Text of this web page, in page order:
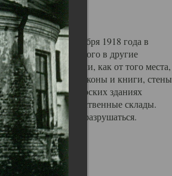
В конце ноября 1918 года в
уже ушла до этого в другие
жители видели, как от того места,
Там же сожгли иконы и книги, стены
годов в монастырских зданиях
дом, продовольственные склады.
временем стали разрушаться.